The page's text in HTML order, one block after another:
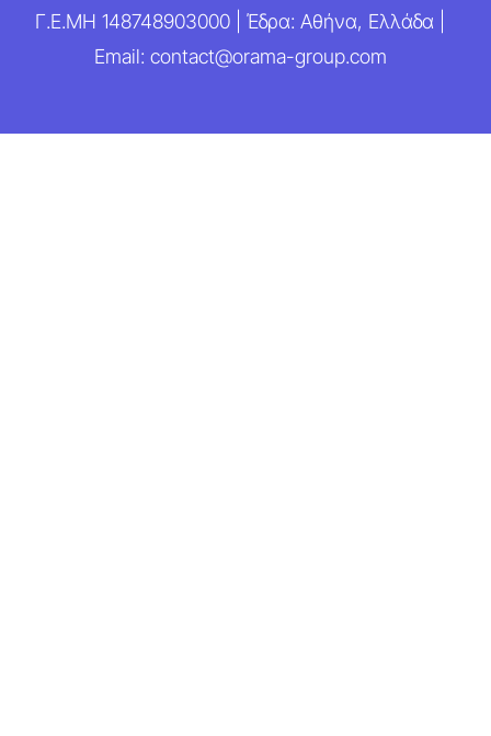
Γ.Ε.ΜΗ 148748903000 | Έδρα: Αθήνα, Ελλάδα |
Email: contact@orama-group.com